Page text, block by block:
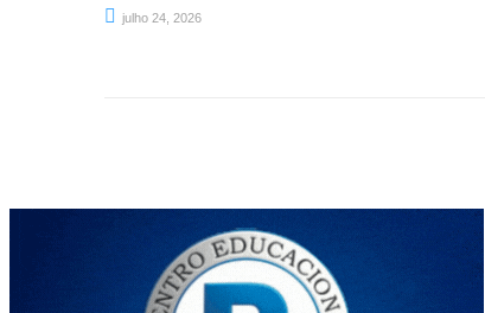
julho 24, 2026